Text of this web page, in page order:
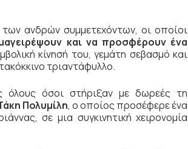
ανδρών συμμετεχόντων, οι οποίοι
και να προσφέρουν ένα
κίνησή του, γεμάτη σεβασμό και
τριαντάφυλλο.
όσοι στήριξαν με δωρεές τη
Πολυμίλη, ο οποίος προσέφερε ένα
σε μια συγκινητική χειρονομία